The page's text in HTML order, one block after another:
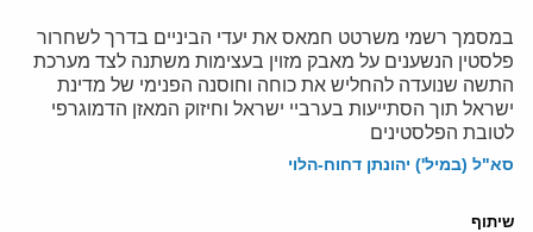
במסמך רשמי משרטט חמאס את יעדי הביניים בדרך לשחרור
פלסטין הנשענים על מאבק מזוין בעצימות משתנה לצד מערכת
התשה שנועדה להחליש את כוחה וחוסנה הפנימי של מדינת
ישראל תוך הסתייעות בערביי ישראל וחיזוק המאזן הדמוגרפי
לטובת הפלסטינים
סא"ל (במיל') יהונתן דחוח-הלוי
שיתוף